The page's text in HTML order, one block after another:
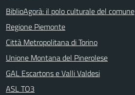
BiblioAgorà: il polo culturale del comune
Regione Piemonte
Città Metropolitana di Torino
Unione Montana del Pinerolese
GAL Escartons e Valli Valdesi
ASL TO3